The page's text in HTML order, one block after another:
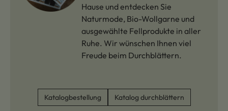
Hause und entdecken Sie
Naturmode, Bio-Wollgarne und
ausgewählte Fellprodukte in aller
Ruhe. Wir wünschen Ihnen viel
Freude beim Durchblättern.
Katalogbestellung Katalog durchblättern